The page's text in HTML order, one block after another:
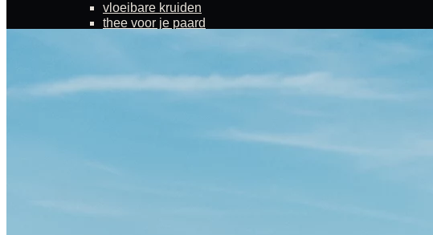
vloeibare kruiden
thee voor je paard